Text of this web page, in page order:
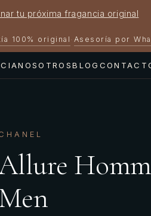
tu próxima fragancia original
100% original· Asesoría por
NOSOTROSBLOG